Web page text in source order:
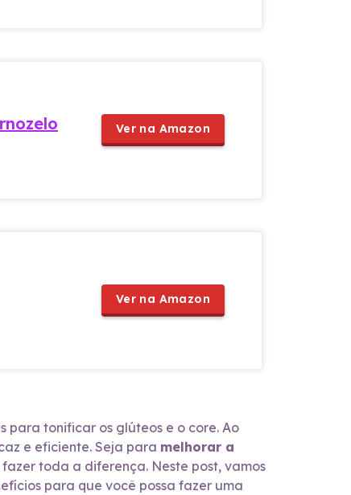
Ver na Amazon
Ver na Amazon
para tonificar os glúteos e o core. Ao
e eficiente. Seja para melhorar a
toda a diferença. Neste post, vamos
para que você possa fazer uma